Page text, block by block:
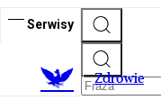
Serwisy
Zdrowie